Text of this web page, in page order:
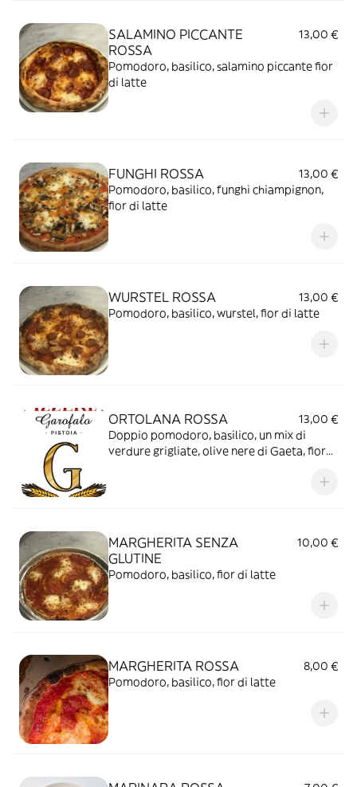
SALAMINO PICCANTE
ROSSA
13,00 €
Pomodoro, basilico, salamino piccante fior
di latte
FUNGHI ROSSA
13,00 €
Pomodoro, basilico, funghi chiampignon,
fior di latte
WURSTEL ROSSA
13,00 €
Pomodoro, basilico, wurstel, fior di latte
ORTOLANA ROSSA
13,00 €
Doppio pomodoro, basilico, un mix di
verdure grigliate, olive nere di Gaeta, fior
MARGHERITA SENZA
GLUTINE
10,00 €
Pomodoro, basilico, fior di latte
MARGHERITA ROSSA
8,00 €
Pomodoro, basilico, fior di latte